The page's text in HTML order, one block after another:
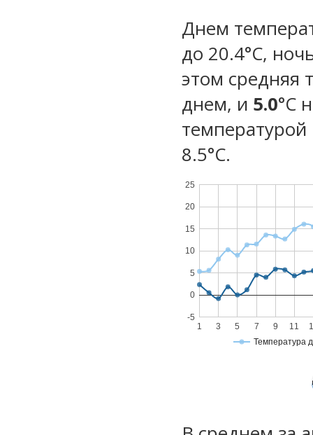
Днем
до 20.4°C,
этом средняя
днем, и 5.0°C
температурой
8.5°С.
Температура
1 3 5 7 9 11
-5
0
5
10
15
20
25